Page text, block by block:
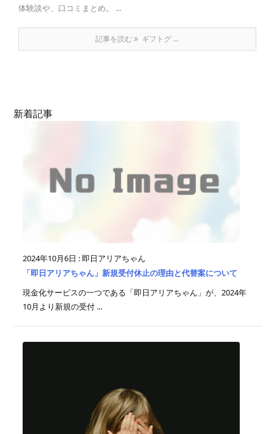
体験談や、口コミまとめ。 ...
記事を読む ギフトグ ...
新着記事
2024年10月6日 :即日アリアちゃん
「即日アリアちゃん」新規受付休止の理由と代替案について
現金化サービスの一つである「即日アリアちゃん」が、2024年
10月より新規の受付 ...